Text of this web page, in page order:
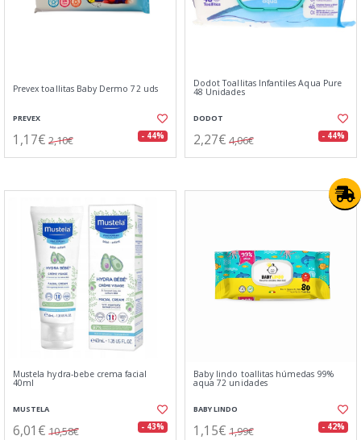
Prevex toallitas Baby Dermo 72 uds
PREVEX
1,17€ 2,10€ - 44%
Dodot Toallitas Infantiles Aqua Pure
48 Unidades
DODOT
2,27€ 4,06€ - 44%
Mustela hydra-bebe crema facial
40ml
MUSTELA
6,01€ 10,58€ - 43%
Baby lindo toallitas húmedas 99%
aqua 72 unidades
BABY LINDO
1,15€ 1,99€ - 42%